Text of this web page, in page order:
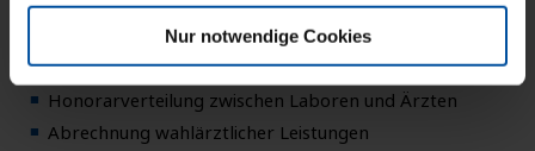
Nur notwendige Cookies
Bestimmungen
Umsatzbeteiligungen von Leistungserbringern
Umsatzbeteiligungen von Investoren
Honorarverteilung zwischen Laboren und Ärzten
Abrechnung wahlärztlicher Leistungen